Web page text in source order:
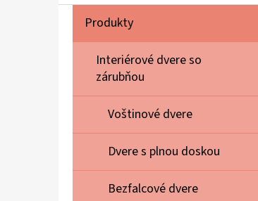
Preskočiť
kategórie
K
T
Ó
I
Produkty
Interiérové dvere so
zárubňou
Voštinové dvere
Dvere s plnou doskou
Bezfalcové dvere